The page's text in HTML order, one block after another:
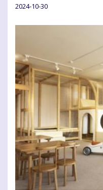
2024-10-30